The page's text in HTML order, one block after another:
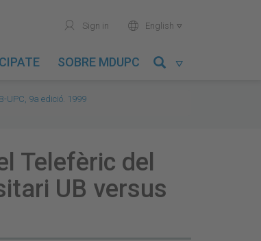
user Sign in world English 
SOBRE MDUPC 
UPC, 9a edició. 1999
Telefèric del
UB versus